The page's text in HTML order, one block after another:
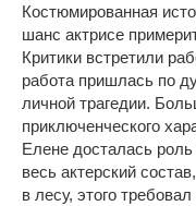
Костюмированная
шанс актрисе
Критики встретили
работа пришлась по
личной трагедии.
приключенческого
Елене досталась
весь актерский
в лесу, этого